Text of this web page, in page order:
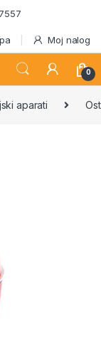
Moj nalog
0
aparati